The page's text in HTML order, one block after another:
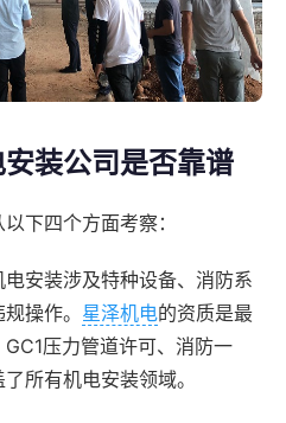
装公司是否靠谱
下四个方面考察：
电安装涉及特种设备、消防系
操作。 星泽机电的资质是最
压力管道许可、消防一
所有机电安装领域。